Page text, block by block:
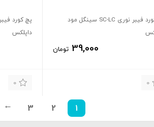
پچ کورد فیبر نوری SC-LC سینگل مود
0
39,000 تومان
داپلکس
0
1
2
3
→